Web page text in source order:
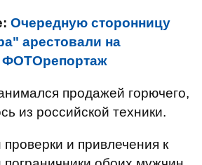
Очередную сторонницу
арестовали на
ФОТОрепортаж
продажей горючего,
из российской техники.
и привлечения к